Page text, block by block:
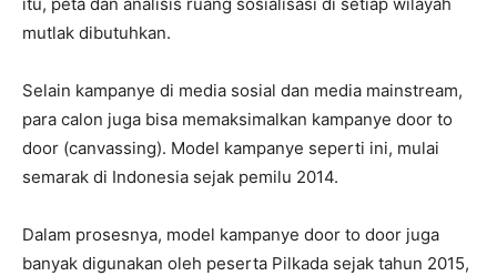
mutlak dibutuhkan.
Selain kampanye di media sosial dan media mainstream,
para calon juga bisa memaksimalkan kampanye door to
door (canvassing). Model kampanye seperti ini, mulai
semarak di Indonesia sejak pemilu 2014.
Dalam prosesnya, model kampanye door to door juga
banyak digunakan oleh peserta Pilkada sejak tahun 2015,